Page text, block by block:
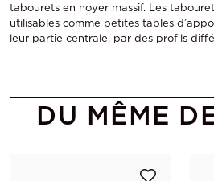
tabourets en noyer massif. Les
utilisables comme petites tables
leur partie centrale, par des profils
DU MÊME